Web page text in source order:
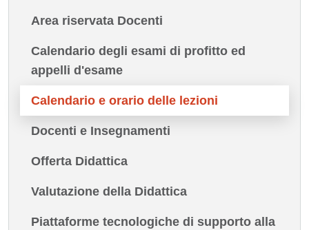
Area riservata Docenti
Calendario degli esami di profitto ed
appelli d'esame
Calendario e orario delle lezioni
Docenti e Insegnamenti
Offerta Didattica
Valutazione della Didattica
Piattaforme tecnologiche di supporto alla